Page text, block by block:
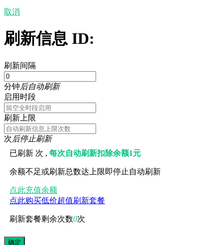
取消
刷新信息 ID:
刷新间隔
分钟后自动刷新
启用时段
刷新上限
次后停止刷新
已刷新 次 ,每次自动刷新扣除余额1元
余额不足或刷新总数达上限即停止自动刷新
点此充值余额
点此购买低价超值刷新套餐
刷新套餐剩余次数0次